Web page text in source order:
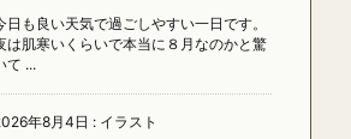
日も良い天気で過ごしやすい一日です。
は肌寒いくらいで本当に８月なのかと驚
て ...
年8月4日 : イラスト